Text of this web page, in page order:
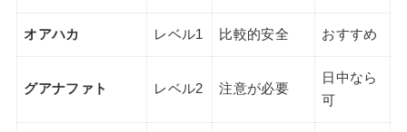
オアハカ レベル1 比較的安全 おすすめ
グアナファト レベル2 注意が必要
日中なら
可